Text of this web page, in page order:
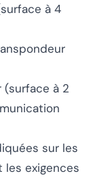
à 4
à 2
sur les
exigences